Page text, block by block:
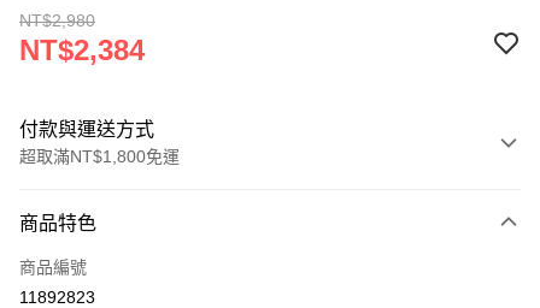
NT$2,980
NT$2,384
付款與運送方式
超取滿NT$1,800免運
信用卡一次付款
超商取貨付款
商品特色
商品編號
11892823